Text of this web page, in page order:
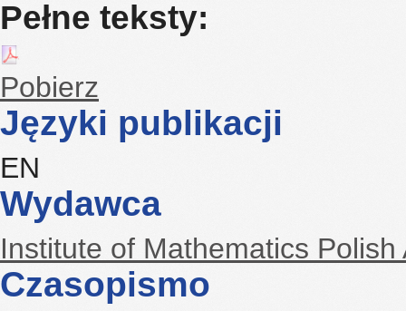
Pełne teksty:
Pobierz
Języki publikacji
EN
Wydawca
Institute of Mathematics
Czasopismo